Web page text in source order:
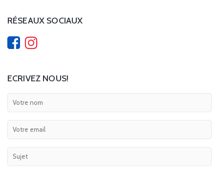
RÉSEAUX SOCIAUX
ECRIVEZ NOUS!